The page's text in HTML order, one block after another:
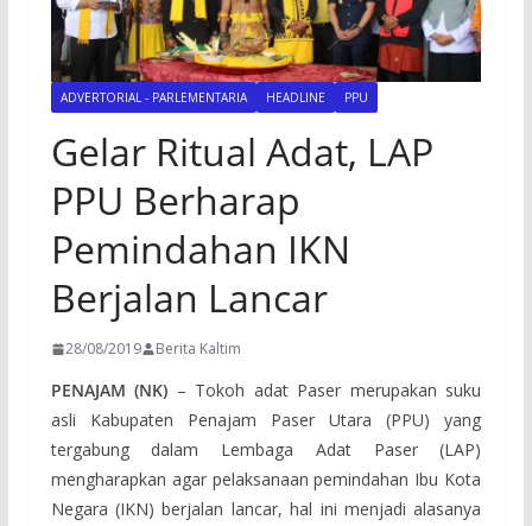
ADVERTORIAL - PARLEMENTARIA HEADLINE PPU
Gelar Ritual Adat, LAP
PPU Berharap
Pemindahan IKN
Berjalan Lancar
28/08/2019 Berita Kaltim
PENAJAM (NK) – Tokoh adat Paser merupakan suku
asli Kabupaten Penajam Paser Utara (PPU) yang
tergabung dalam Lembaga Adat Paser (LAP)
mengharapkan agar pelaksanaan pemindahan Ibu Kota
Negara (IKN) berjalan lancar, hal ini menjadi alasanya